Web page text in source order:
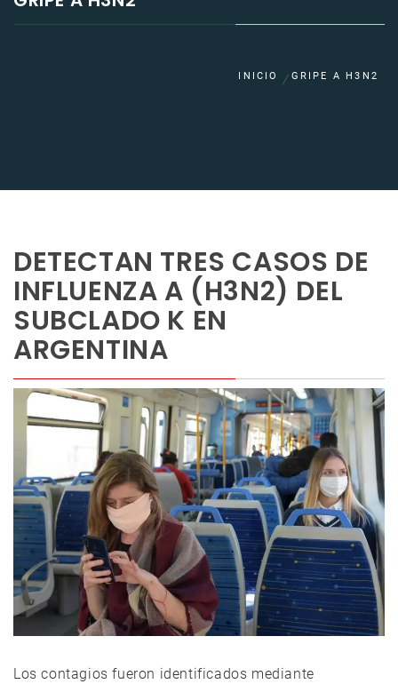
INICIO GRIPE A H3N2
DETECTAN TRES CASOS DE
INFLUENZA A (H3N2) DEL
SUBCLADO K EN
ARGENTINA
Los contagios fueron identificados mediante